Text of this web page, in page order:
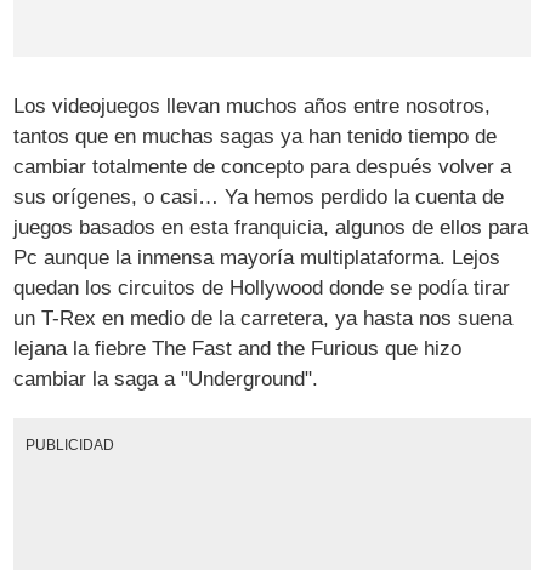
Los videojuegos llevan muchos años entre nosotros,
tantos que en muchas sagas ya han tenido tiempo de
cambiar totalmente de concepto para después volver a
sus orígenes, o casi… Ya hemos perdido la cuenta de
juegos basados en esta franquicia, algunos de ellos para
Pc aunque la inmensa mayoría multiplataforma. Lejos
quedan los circuitos de Hollywood donde se podía tirar
un T-Rex en medio de la carretera, ya hasta nos suena
lejana la fiebre The Fast and the Furious que hizo
cambiar la saga a "Underground".
PUBLICIDAD